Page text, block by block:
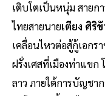
เติบโตเป็นหนุ่ม สายก
ไทยสายนายเตียง ศิริ
เคลื่อนไหวต่อสู้กู้เอกร
ฝรั่งเศสที่เมืองท่าแขก
ลาว ภายใต้การบัญชา